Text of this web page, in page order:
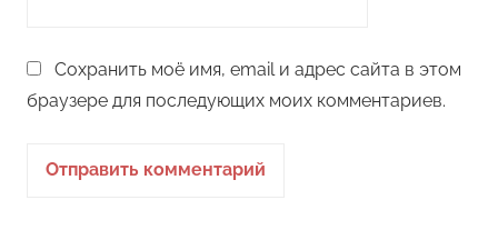
Сохранить моё имя, email и адрес сайта в этом
браузере для последующих моих комментариев.